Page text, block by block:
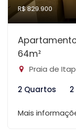
R$ 829.900
64m²
Praia de
2 Quartos
Mais